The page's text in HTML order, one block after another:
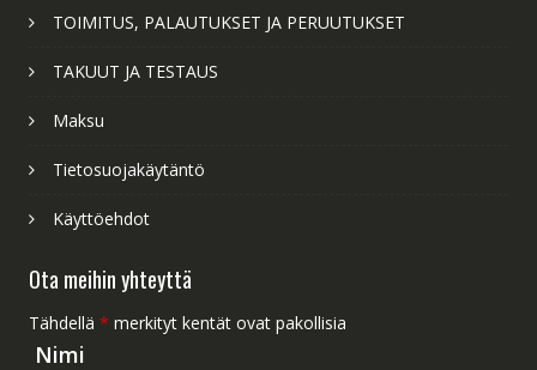
TOIMITUS, PALAUTUKSET JA PERUUTUKSET
TAKUUT JA TESTAUS
Maksu
Tietosuojakäytäntö
Käyttöehdot
Ota meihin yhteyttä
Tähdellä * merkityt kentät ovat pakollisia
Nimi